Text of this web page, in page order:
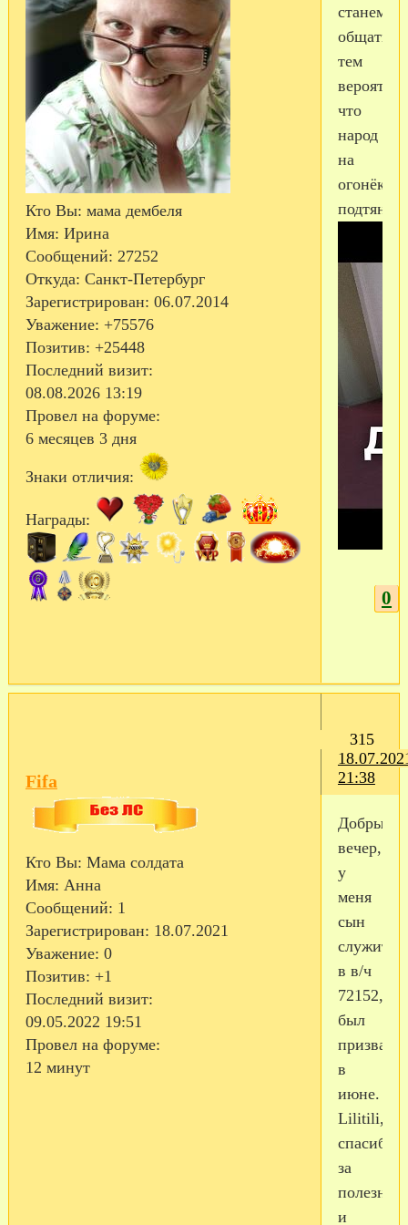
Кто Вы: мама дембеля
Имя: Ирина
Сообщений: 27252
Откуда: Санкт-Петербург
Зарегистрирован: 06.07.2014
Уважение: +75576
Позитив: +25448
Последний визит:
08.08.2026 13:19
Провел на форуме:
6 месяцев 3 дня
Знаки отличия:
Награды:
станем
общаться,
тем
что
народ
на
огонёк
0
315
21:38
Fifa
Кто Вы: Мама солдата
Имя: Анна
Сообщений: 1
Зарегистрирован: 18.07.2021
Уважение: 0
Позитив: +1
Последний визит:
09.05.2022 19:51
Провел на форуме:
12 минут
Добрый
вечер,
у
меня
сын
служит
в в/ч
72152,
был
призван
в
июне.
Lilitili,
спасибо
за
полезную
и